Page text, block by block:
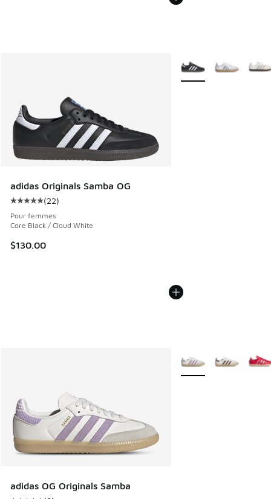
adidas Originals Samba OG
Cote moyenne du client - [5 sur 5 étoiles], 22
(22)
Pour femmes
Core Black / Cloud White
$130.00
Plus de couleurs
adidas OG Originals Samba
Plus de couleurs